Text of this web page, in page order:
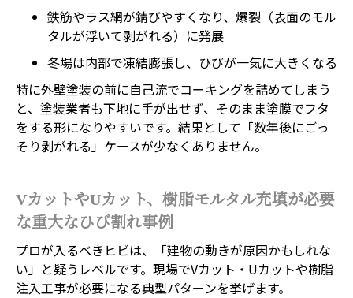
鉄筋やラス網が錆びやすくなり、爆裂（表面のモル
タルが浮いて剥がれる）に発展
冬場は内部で凍結膨張し、ひびが一気に大きくなる
特に外壁塗装の前に自己流でコーキングを詰めてしまう
と、塗装業者も下地に手が出せず、そのまま塗膜でフタ
をする形になりやすいです。結果として「数年後にごっ
そり剥がれる」ケースが少なくありません。
VカットやUカット、樹脂モルタル充填が必要
な重大なひび割れ事例
プロが入るべきヒビは、「建物の動きが原因かもしれな
い」と疑うレベルです。現場でVカット・Uカットや樹脂
注入工事が必要になる典型パターンを挙げます。